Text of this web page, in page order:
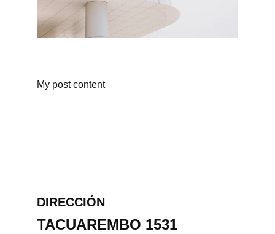
My post content
DIRECCIÓN
TACUAREMBO 1531